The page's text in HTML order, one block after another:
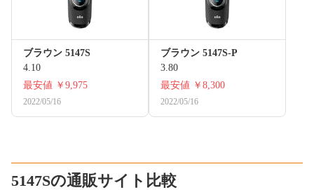
ブラウン 5147S
4.10
最安値 ￥9,975
2022/05/16
ブラウン 5147S-P
3.80
最安値 ￥8,300
2022/05/16
5147Sの通販サイト比較